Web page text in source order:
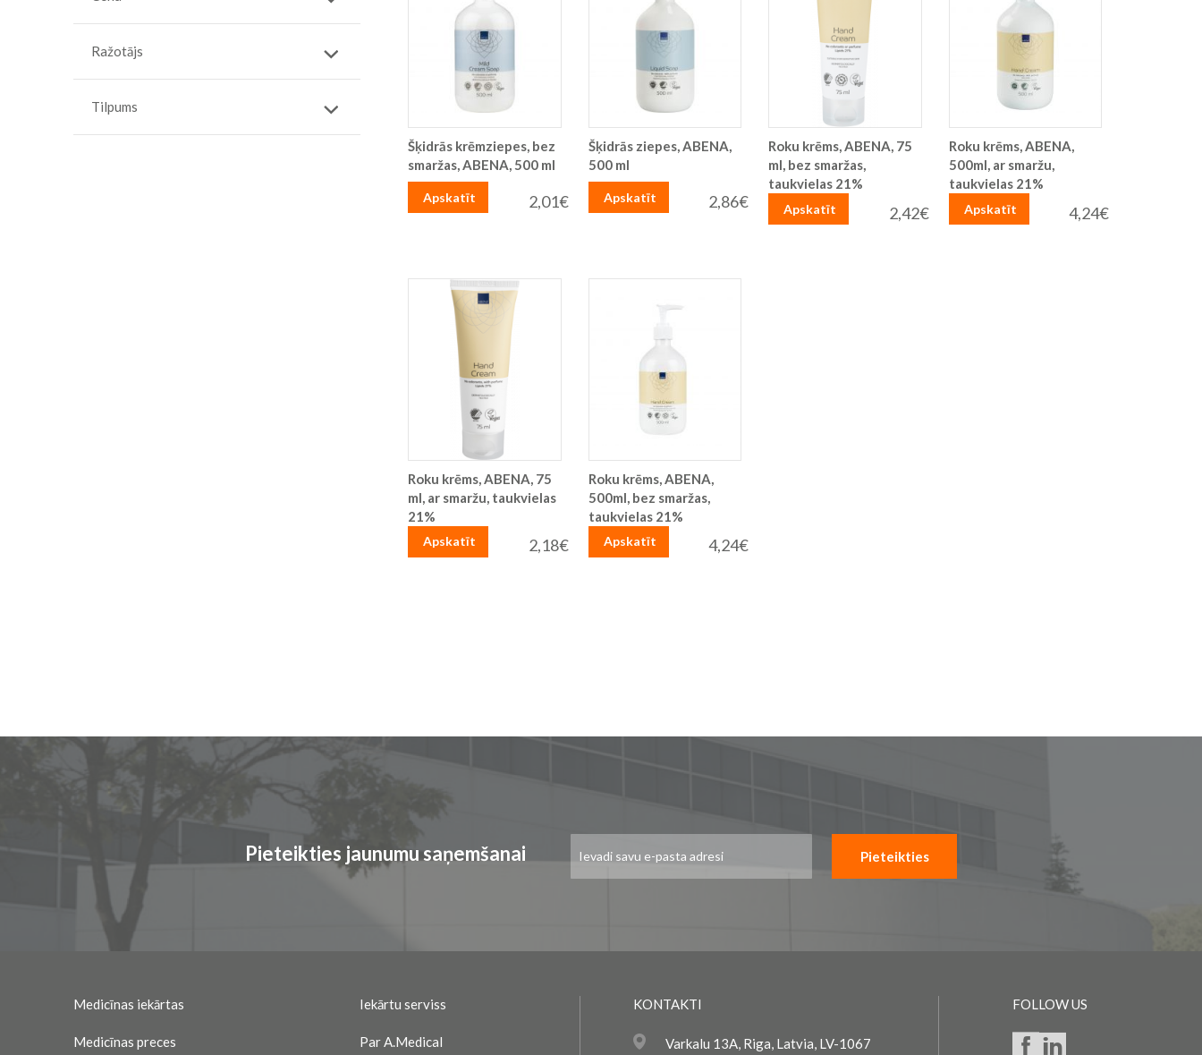
Šķidrās krēmziepes, bez
smaržas, ABENA, 500 ml
2,01€
Apskatīt
Šķidrās ziepes, ABENA,
500 ml
2,86€
Apskatīt
Roku krēms, ABENA, 75
ml, bez smaržas,
taukvielas 21%
2,42€
Apskatīt
Roku krēms, ABENA,
500ml, ar smaržu,
taukvielas 21%
4,24€
Apskatīt
Roku krēms, ABENA, 75
ml, ar smaržu, taukvielas
21%
2,18€
Apskatīt
Roku krēms, ABENA,
500ml, bez smaržas,
taukvielas 21%
4,24€
Apskatīt
Ražotājs
Tilpums
Pieteikties jaunumu saņemšanai
jaunumu
Pieteikties
Medicīnas iekārtas Iekārtu serviss
Medicīnas preces Par A.Medical
KONTAKTI
Varkalu 13A, Riga, Latvia, LV-1067
FOLLOW US